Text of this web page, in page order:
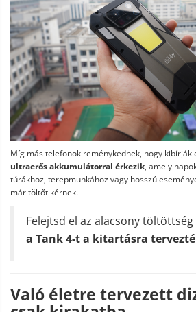
Míg más telefonok reménykednek, hogy kibírják
ultraerős akkumulátorral érkezik, amely
túrákhoz, terepmunkához vagy hosszú
már töltőt kérnek.
Felejtsd el az alacsony
a Tank 4-t a kitartásra
Való életre tervezett